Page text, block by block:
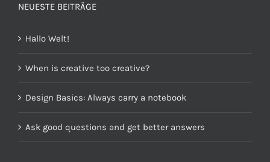
NEUESTE BEITRÄGE
Hallo Welt!
When is creative too creative?
Design Basics: Always carry a notebook
Ask good questions and get better answers